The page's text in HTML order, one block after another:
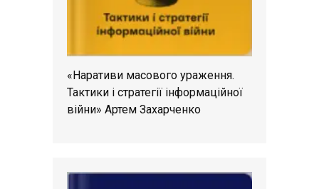
«Наративи масового ураження.
Тактики і стратегії інформаційної
війни» Артем Захарченко